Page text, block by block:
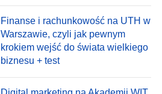
Finanse i rachunkowość na UTH w
Warszawie, czyli jak pewnym
krokiem wejść do świata wielkiego
biznesu + test